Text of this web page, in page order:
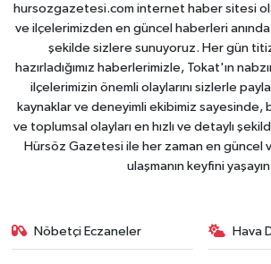
hursozgazetesi.com internet haber sitesi
ve ilçelerimizden en güncel haberleri
şekilde sizlere sunuyoruz. Her gün titiz
hazırladığımız haberlerimizle, Tokat'ın
ilçelerimizin önemli olaylarını sizlerle
kaynaklar ve deneyimli ekibimiz sayesinde,
ve toplumsal olayları en hızlı ve detaylı
Hürsöz Gazetesi ile her zaman en güncel
ulaşmanın keyfini
Nöbetçi Eczaneler Hava